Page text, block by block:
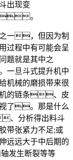
出现变
。
一，但因为制
过程中有可能会呈
题就是其中之
旦斗式提升机中
械的磨损带来很
的链条、皮
了。那是什么
、分析得出料斗
带张紧力不足;或
远大于中后期的
发生断裂等等